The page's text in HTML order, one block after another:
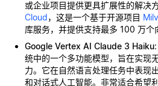
或企业项目提供更具扩展性的解决
Cloud，这是一个基于开源项目
库服务，并提供支持最多 100 万个
Google Vertex AI Claude 3 Haiku
统中的一个多功能模型，旨在实现
力。它在自然语言处理任务中表现
和对话式人工智能。非常适合希望